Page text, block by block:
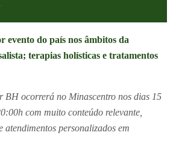
evento do país nos âmbitos da
terapias holísticas e tratamentos
BH ocorrerá no Minascentro nos dias 15
com muito conteúdo relevante,
atendimentos personalizados em